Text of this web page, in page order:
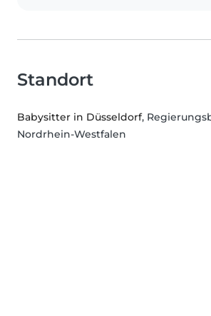
Standort
Babysitter in Düsseldorf,
Nordrhein-Westfalen